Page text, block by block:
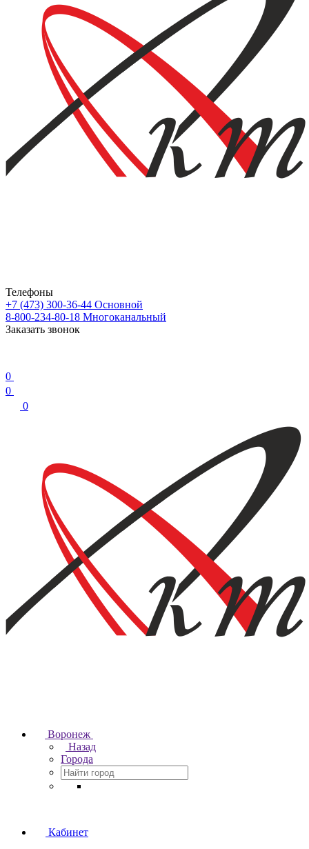
Телефоны
+7 (473) 300-36-44 Основной
8-800-234-80-18 Многоканальный
Заказать звонок
0
0
0
Воронеж
Назад
Города
Кабинет